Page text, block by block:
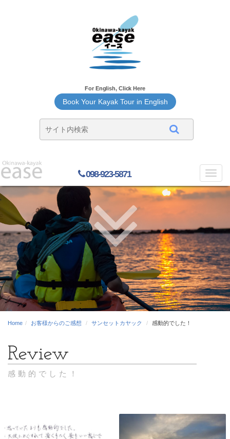
For English, Click Here
Book Your Kayak Tour in English
098-923-5871
Home お客様からのご感想 サンセットカヤック 感動的でした！
感動的でした！